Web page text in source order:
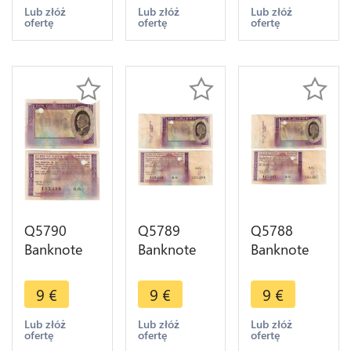
Berlioz
1976 ->
Lub złóż
ofertę
Debussy
1980 ->
Lub złóż
ofertę
1941 Vendu
-> Make
Lub złóż
ofertę
Q5790
Banknote
Solidarité 1
Franc Pétain
1941 Vendu
-> Make
9 €
Lub złóż
ofertę
Q5789
Banknote
Solidarité 1
Franc Pétain
1941 Non
Vendu ->
9 €
Lub złóż
ofertę
Q5788
Banknote
Solidarité 1
Franc Pétain
1941 Non
Vendu ->
9 €
Lub złóż
ofertę